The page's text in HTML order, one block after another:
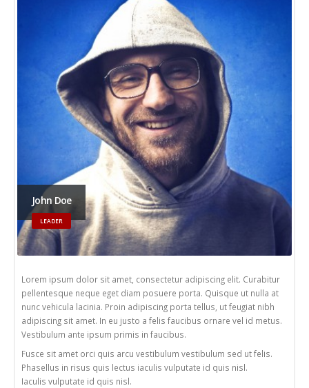
John Doe
LEADER
Lorem ipsum dolor sit amet, consectetur adipiscing elit. Curabitur
pellentesque neque eget diam posuere porta. Quisque ut nulla at
nunc vehicula lacinia. Proin adipiscing porta tellus, ut feugiat nibh
adipiscing sit amet. In eu justo a felis faucibus ornare vel id metus.
Vestibulum ante ipsum primis in faucibus.
Fusce sit amet orci quis arcu vestibulum vestibulum sed ut felis.
Phasellus in risus quis lectus iaculis vulputate id quis nisl.
Iaculis vulputate id quis nisl.